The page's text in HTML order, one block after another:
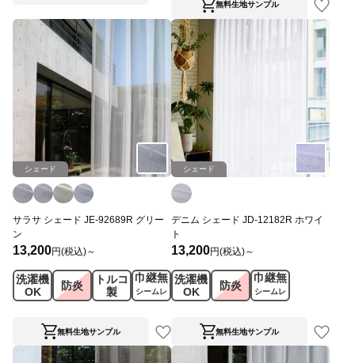
無料生地サンプル
シェード
サラサ シェード JE-92689R グリー
ン
13,200円(税込)～
洗濯機
OK
防炎
トルコ
製
巾継無
シームレ
ス
無料生地サンプル
シェード
デニム シェード JD-12182R ホワイ
ト
13,200円(税込)～
洗濯機
OK
防炎
巾継無
シームレ
ス
無料生地サンプル